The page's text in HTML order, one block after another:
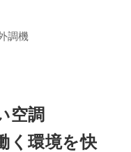
調機
空調
く環境を快